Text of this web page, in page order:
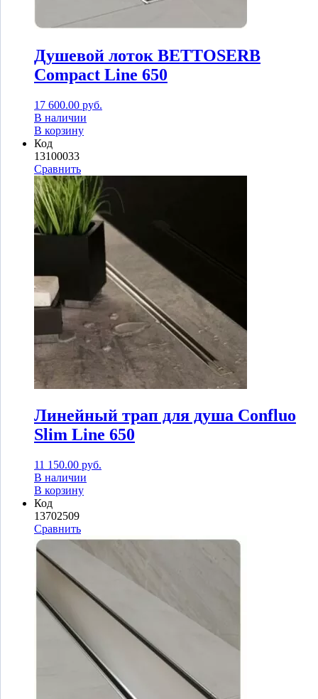
Душевой лоток BETTOSERB
Compact Line 650
17 600.00 руб.
В наличии
В корзину
Код
13100033
Сравнить
Линейный трап для душа Confluo
Slim Line 650
11 150.00 руб.
В наличии
В корзину
Код
13702509
Сравнить